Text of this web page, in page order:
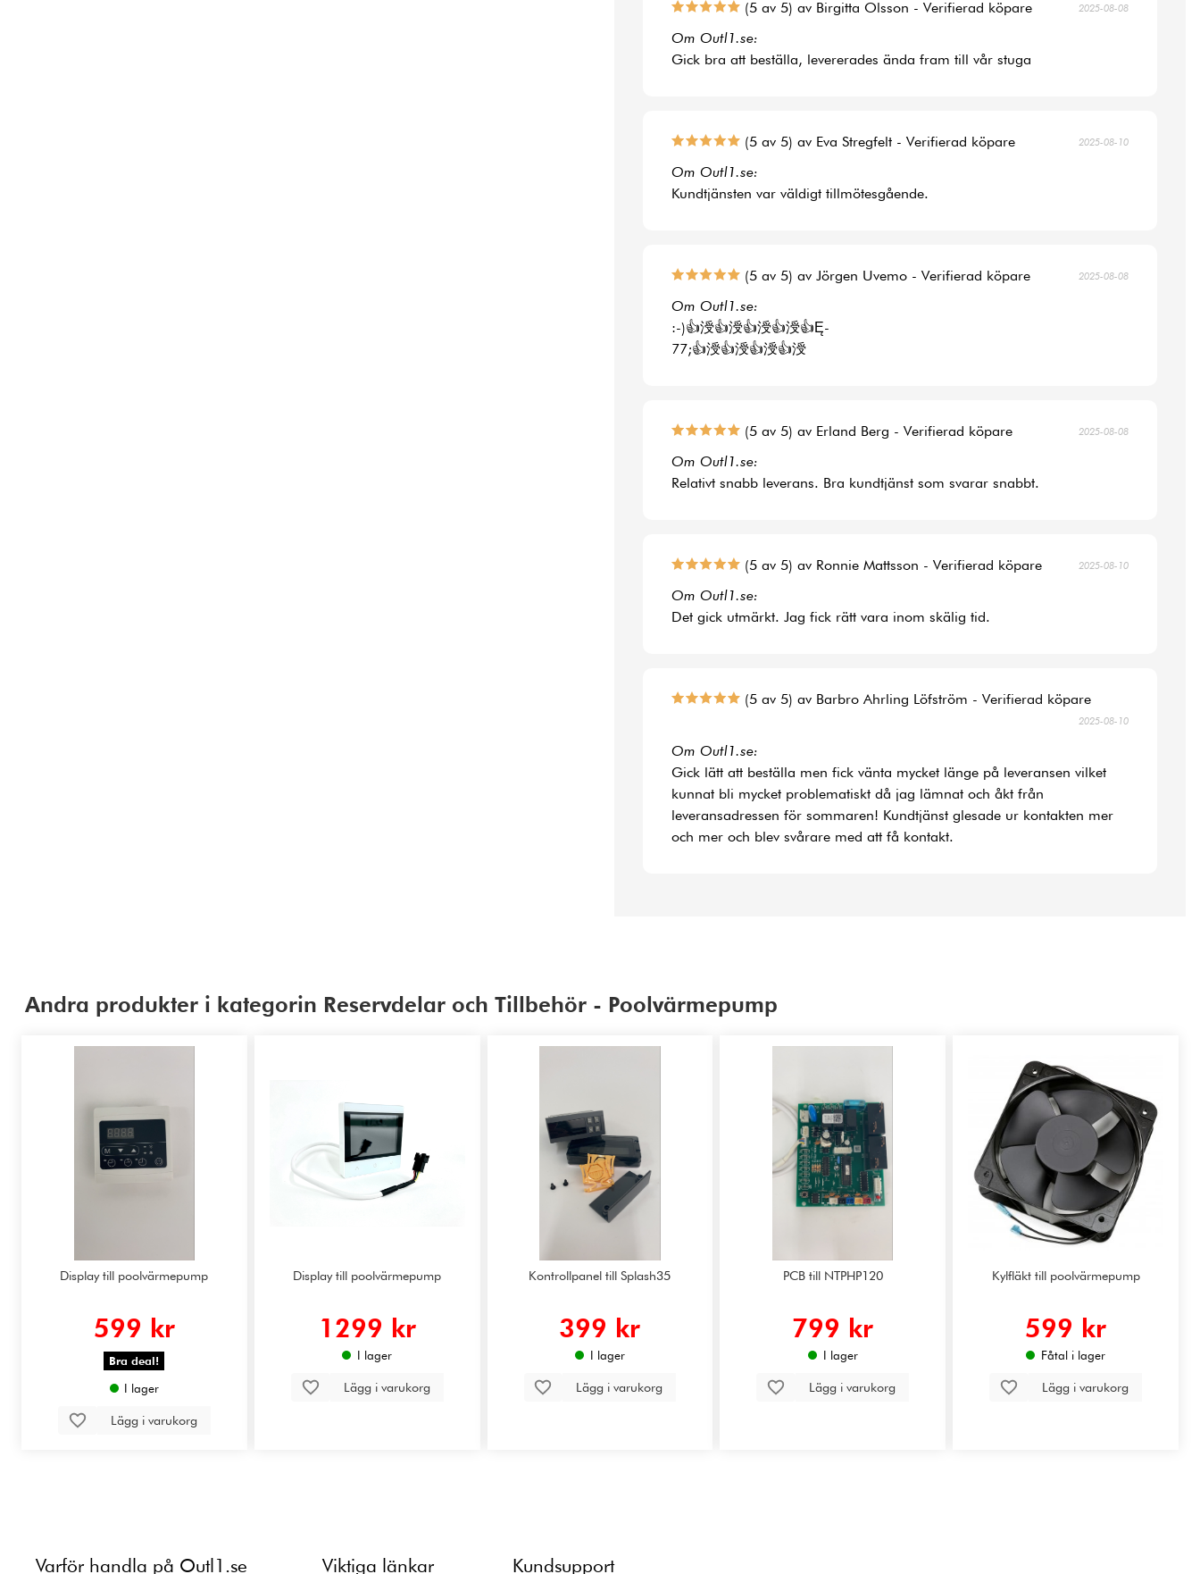
(5 av 5) av Birgitta Olsson - Verifierad köpare 2025-08-08
Om Outl1.se:
Gick bra att beställa, levererades ända fram till vår stuga
(5 av 5) av Eva Stregfelt - Verifierad köpare 2025-08-10
Om Outl1.se:
Kundtjänsten var väldigt tillmötesgående.
(5 av 5) av Jörgen Uvemo - Verifierad köpare 2025-08-08
Om Outl1.se:
:-)👍涭👍涭👍涭👍涭👍Ę-
77;👍涭👍涭👍涭👍涭
(5 av 5) av Erland Berg - Verifierad köpare 2025-08-08
Om Outl1.se:
Relativt snabb leverans. Bra kundtjänst som svarar snabbt.
(5 av 5) av Ronnie Mattsson - Verifierad köpare 2025-08-10
Om Outl1.se:
Det gick utmärkt. Jag fick rätt vara inom skälig tid.
(5 av 5) av Barbro Ahrling Löfström - Verifierad köpare
2025-08-10
Om Outl1.se:
Gick lätt att beställa men fick vänta mycket länge på leveransen vilket
kunnat bli mycket problematiskt då jag lämnat och åkt från
leveransadressen för sommaren! Kundtjänst glesade ur kontakten mer
och mer och blev svårare med att få kontakt.
Andra produkter i kategorin Reservdelar och Tillbehör - Poolvärmepump
Display till poolvärmepump
599 kr
Bra deal!
I lager
Lägg i varukorg
Display till poolvärmepump
1299 kr
I lager
Lägg i varukorg
Kontrollpanel till Splash35
399 kr
I lager
Lägg i varukorg
PCB till NTPHP120
799 kr
I lager
Lägg i varukorg
Kylfläkt till poolvärmepump
599 kr
Fåtal i lager
Lägg i varukorg
Varför handla på Outl1.se Viktiga länkar Kundsupport